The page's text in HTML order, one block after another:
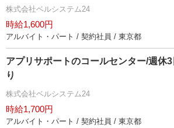
株式会社ベルシステム24
時給1,600円
アルバイト・パート / 契約社員 / 東京都
アプリサポートのコールセンター/週休
り
株式会社ベルシステム24
時給1,700円
アルバイト・パート / 契約社員 / 東京都